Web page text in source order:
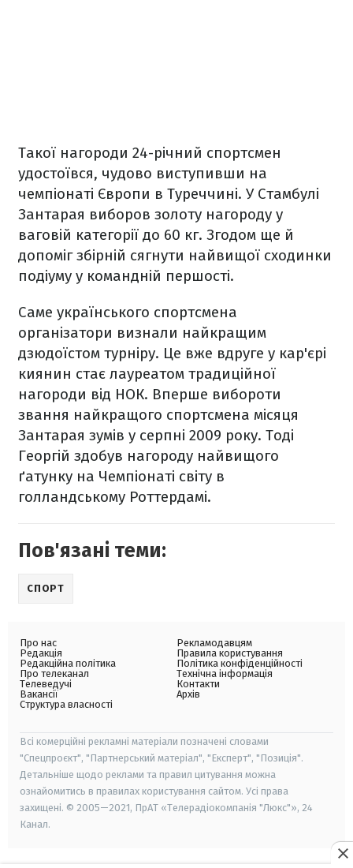
Такої нагороди 24-річний спортсмен
удостоївся, чудово виступивши на
чемпіонаті Європи в Туреччині. У Стамбулі
Зантарая виборов золоту нагороду у
ваговій категорії до 60 кг. Згодом ще й
допоміг збірній сягнути найвищої сходинки
подіуму у командній першості.
Саме українського спортсмена
організатори визнали найкращим
дзюдоїстом турніру. Це вже вдруге у кар'єрі
киянин стає лауреатом традиційної
нагороди від НОК. Вперше вибороти
звання найкращого спортсмена місяця
Зантарая зумів у серпні 2009 року. Тоді
Георгій здобув нагороду найвищого
ґатунку на Чемпіонаті світу в
голландському Роттердамі.
Пов'язані теми:
СПОРТ
Про нас
Редакція
Редакційна політика
Про телеканал
Телеведучі
Вакансії
Структура власності
Рекламодавцям
Правила користування
Політика конфіденційності
Технічна інформація
Контакти
Архів
Всі комерційні рекламні матеріали позначені словами
"Спецпроєкт", "Партнерський матеріал", "Експерт", "Позиція".
Детальніше щодо реклами та правил цитування можна
ознайомитись в правилах користування сайтом. Усі права
захищені. © 2005—2021, ПрАТ «Телерадіокомпанія "Люкс"», 24
Канал.